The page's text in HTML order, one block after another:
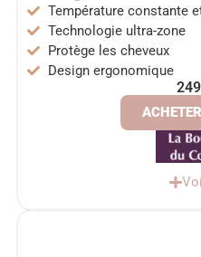
Température constante
Technologie ultra-zone
Protège les cheveux
Design ergonomique